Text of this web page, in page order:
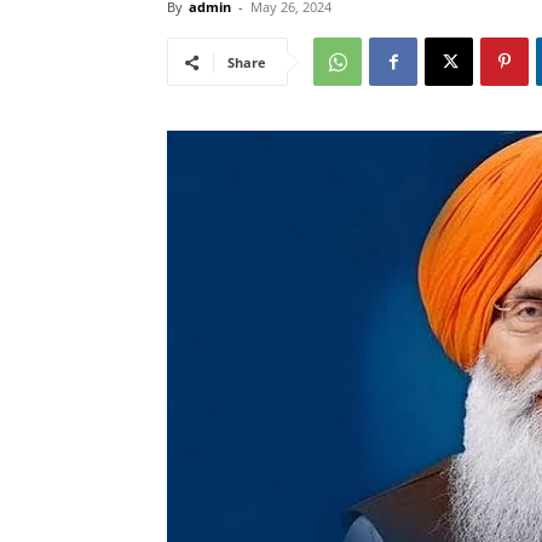
By admin - May 26, 2024
Share